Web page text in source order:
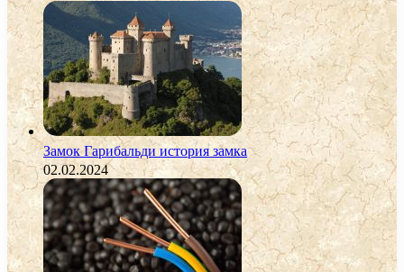
Замок Гарибальди история замка
02.02.2024